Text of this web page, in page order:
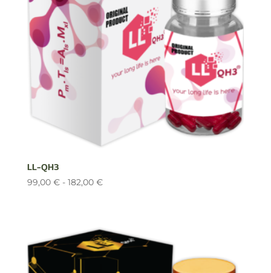
LL-QH3
99,00 € - 182,00 €Rango
99,00 €
hasta